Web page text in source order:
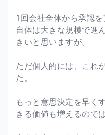
1回会社全体から承認
自体は大きな規模で進
きいと思いますが。
ただ個人的には、これ
た。
もっと意思決定を早く
きる価値も増えるので